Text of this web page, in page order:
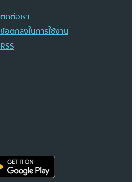
ติดต่อเรา
ข้อตกลงในการใช้งาน
RSS